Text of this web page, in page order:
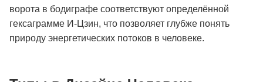
ворота в бодиграфе соответствуют определённой
гексаграмме И-Цзин, что позволяет глубже понять
природу энергетических потоков в человеке.